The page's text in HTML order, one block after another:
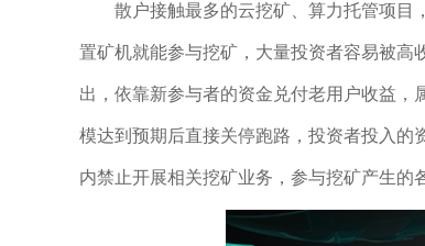
散户接触最多的云挖矿、算力托管项目
置矿机就能参与挖矿，大量投资者容易被高
出，依靠新参与者的资金兑付老用户收益
模达到预期后直接关停跑路，投资者投入的
内禁止开展相关挖矿业务，参与挖矿产生的